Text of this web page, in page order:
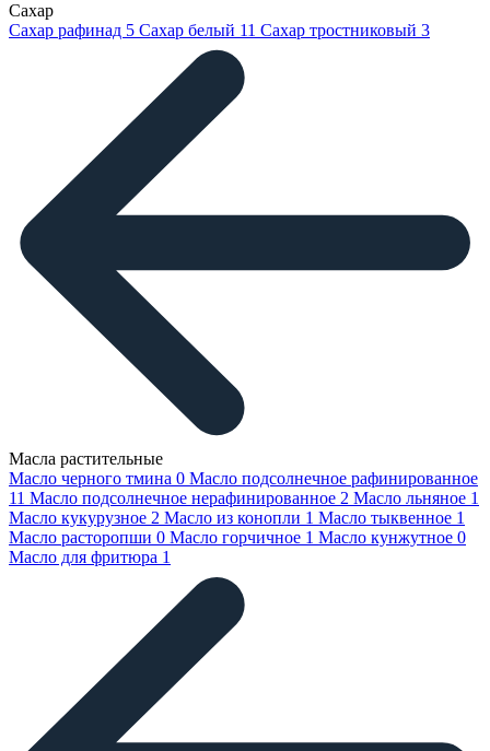
Сахар
Сахар рафинад 5 Сахар белый 11 Сахар тростниковый 3
Масла растительные
Масло черного тмина 0 Масло подсолнечное рафинированное
11 Масло подсолнечное нерафинированное 2 Масло льняное 1
Масло кукурузное 2 Масло из конопли 1 Масло тыквенное 1
Масло расторопши 0 Масло горчичное 1 Масло кунжутное 0
Масло для фритюра 1